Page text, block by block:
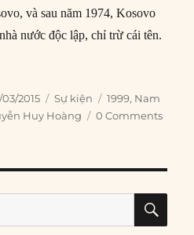
và sau năm 1974, Kosovo
nước độc lập, chỉ trừ cái tên.
NATO không kích Nam Tư”
2015 Categories
Sự kiện Tags
1999, Nam
Huy Hoàng 0 Comments